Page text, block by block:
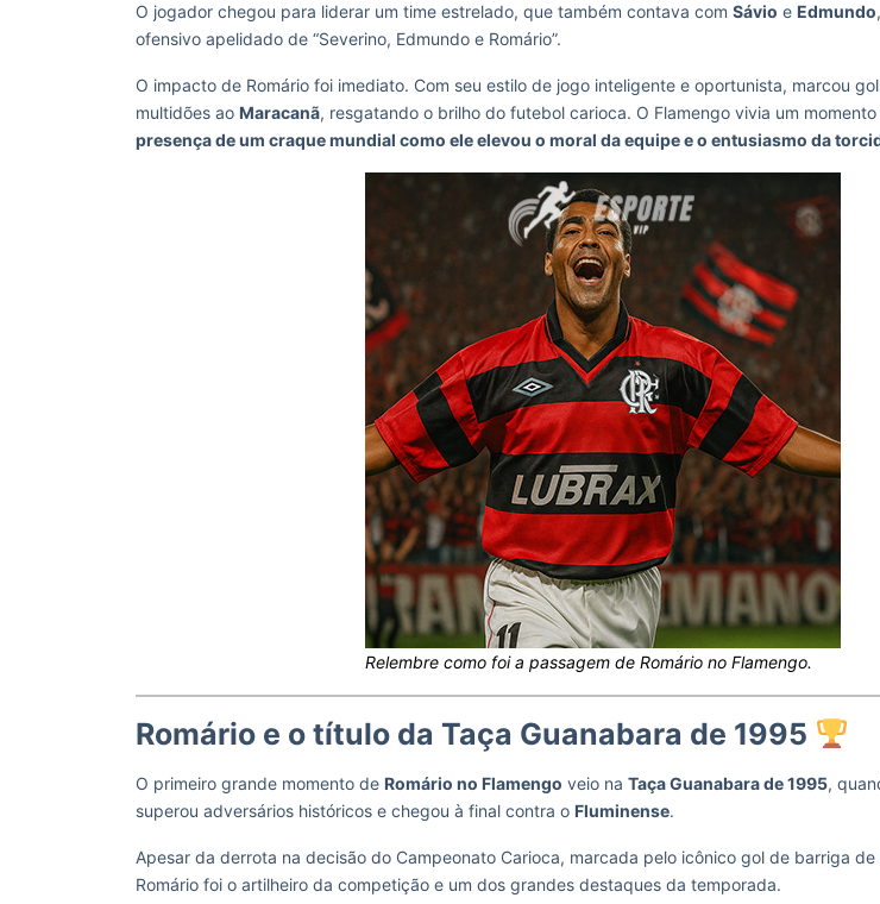
O jogador chegou para liderar um time estrelado, que também contava com Sávio e Edmundo
ofensivo apelidado de “Severino, Edmundo e Romário”.
O impacto de Romário foi imediato. Com seu estilo de jogo inteligente e oportunista, marcou
multidões ao Maracanã, resgatando o brilho do futebol carioca. O Flamengo vivia um
presença de um craque mundial como ele elevou o moral da equipe e o entusiasmo da
Relembre como foi a passagem de Romário no Flamengo.
Romário e o título da Taça Guanabara de 1995
O primeiro grande momento de Romário no Flamengo veio na Taça Guanabara de 1995,
superou adversários históricos e chegou à final contra o Fluminense.
Apesar da derrota na decisão do Campeonato Carioca, marcada pelo icônico gol de barriga de
Romário foi o artilheiro da competição e um dos grandes destaques da temporada.